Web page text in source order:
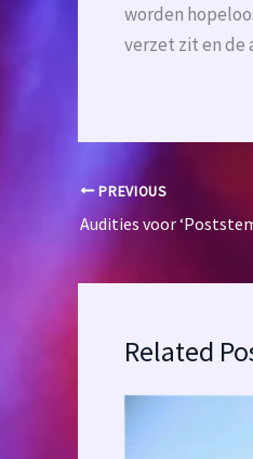
worden
verzet zit en de
PREVIOUS
Audities voor
Related